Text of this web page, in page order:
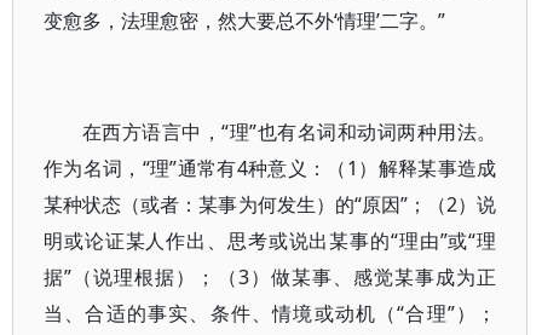
变愈多，法理愈密，然大要总不外‘情理’二字。”
在西方语言中，“理”也有名词和动词两种用法。
作为名词，“理”通常有4种意义：（1）解释某事造成
某种状态（或者：某事为何发生）的“原因”；（2）说
明或论证某人作出、思考或说出某事的“理由”或“理
据”（说理根据）；（3）做某事、感觉某事成为正
当、合适的事实、条件、情境或动机（“合理”）；